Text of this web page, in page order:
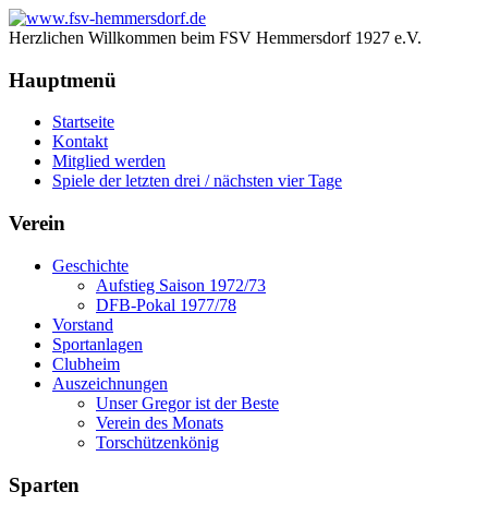
Herzlichen Willkommen beim FSV Hemmersdorf 1927 e.V.
Hauptmenü
Startseite
Kontakt
Mitglied werden
Spiele der letzten drei / nächsten vier Tage
Verein
Geschichte
Aufstieg Saison 1972/73
DFB-Pokal 1977/78
Vorstand
Sportanlagen
Clubheim
Auszeichnungen
Unser Gregor ist der Beste
Verein des Monats
Torschützenkönig
Sparten